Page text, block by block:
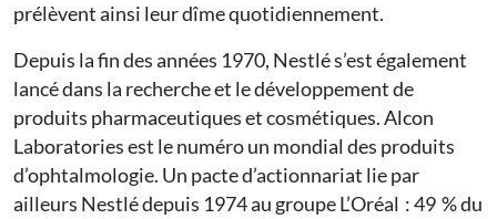
prélèvent ainsi leur dîme quotidiennement.
Depuis la fin des années 1970, Nestlé s’est également
lancé dans la recherche et le développement de
produits pharmaceutiques et cosmétiques. Alcon
Laboratories est le numéro un mondial des produits
d’ophtalmologie. Un pacte d’actionnariat lie par
ailleurs Nestlé depuis 1974 au groupe L’Oréal : 49 % du